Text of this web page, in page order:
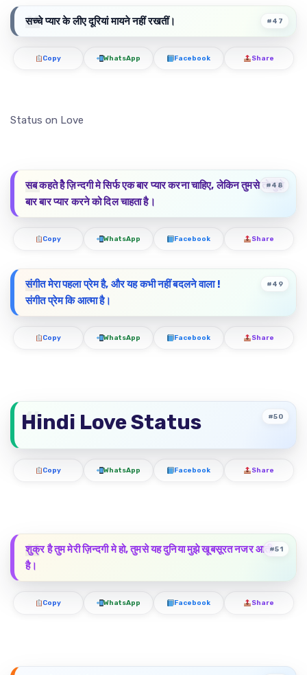
सच्चे प्यार के लीए दूरियां मायने नहीं रखतीं। #47
Copy WhatsApp Facebook Share
Status on Love
सब कहते हैे ज़िन्दगी मे सिर्फ एक बार प्यार करना चाहिए, लेकिन तुमसे तो मुझे
बार बार प्यार करने को दिल चाहता है।
#48
Copy WhatsApp Facebook Share
संगीत मेरा पहला प्रेम है, और यह कभी नहीं बदलने वाला !
संगीत प्रेम कि आत्मा है।
#49
Copy WhatsApp Facebook Share
Hindi Love Status #50
Copy WhatsApp Facebook Share
शुक्र है तुम मेरी ज़िन्दगी मे हो, तुमसे यह दुनिया मुझे खूबसूरत नजर आती
है।
#51
Copy WhatsApp Facebook Share